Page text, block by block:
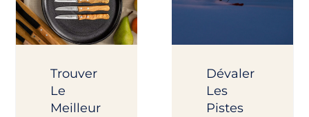
Trouver
Le
Meilleur
Dévaler
Les
Pistes